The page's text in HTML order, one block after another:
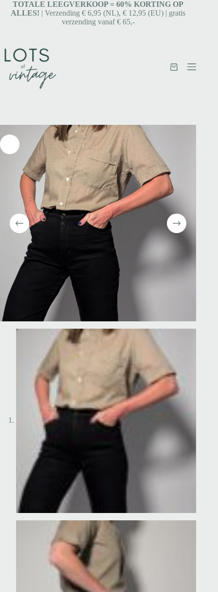
TOTALE LEEGVERKOOP = 60% KORTING OP
ALLES! | Verzending € 6,95 (NL), € 12,95 (EU) | gratis
verzending vanaf € 65,-